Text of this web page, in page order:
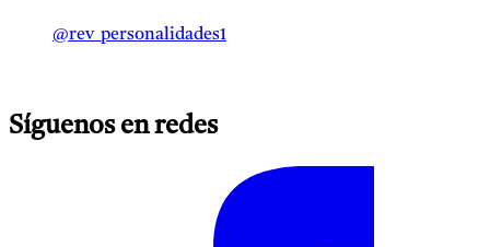
@rev_personalidades1
Síguenos en redes